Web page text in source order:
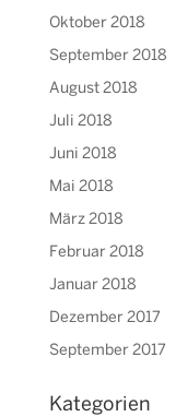
Oktober 2018
September 2018
August 2018
Juli 2018
Juni 2018
Mai 2018
März 2018
Februar 2018
Januar 2018
Dezember 2017
September 2017
Kategorien